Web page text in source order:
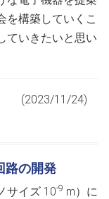
を構築していくこ
ていきたいと思い
(2023/11/24)
路の開発
サイズ 10-9 m）に